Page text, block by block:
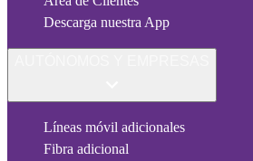
Descarga nuestra App
Líneas móvil adicionales
Fibra adicional